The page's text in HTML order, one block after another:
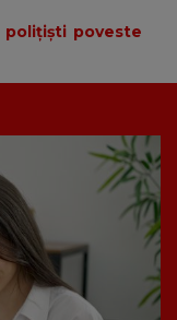
polițiști poveste